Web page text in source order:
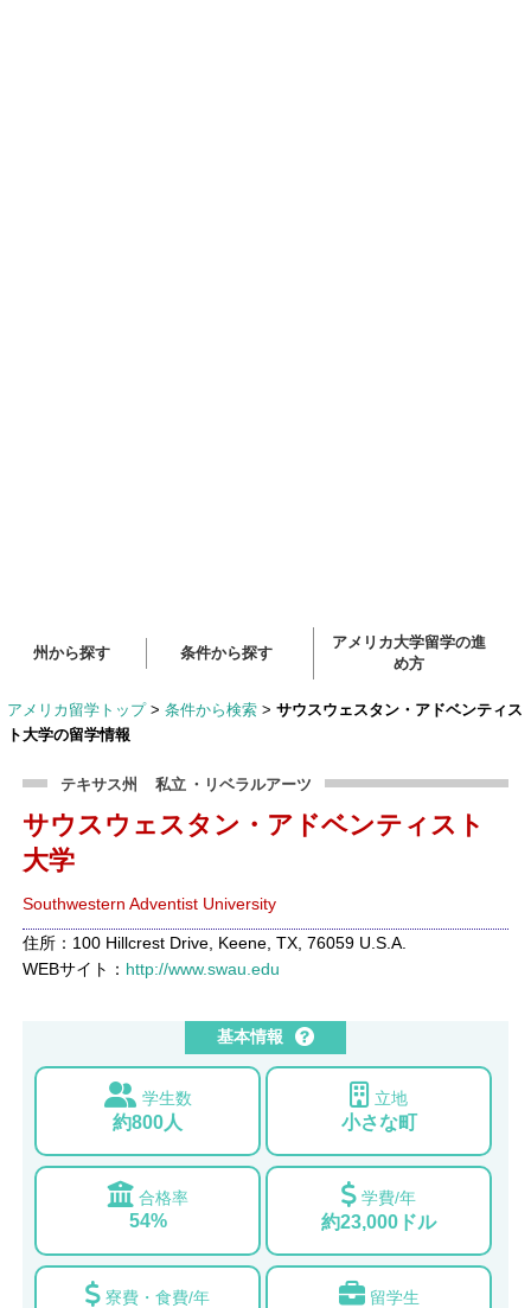
州から探す 条件から探す
アメリカ大学留学の進
め方
アメリカ留学トップ > 条件から検索 > サウスウェスタン・アドベンティス
ト大学の留学情報
テキサス州 私立 ・リベラルアーツ
サウスウェスタン・アドベンティスト
大学
Southwestern Adventist University
住所：100 Hillcrest Drive, Keene, TX, 76059 U.S.A.
WEBサイト： http://www.swau.edu
基本情報
学生数
約800人
立地
小さな町
合格率
54%
学費/年
約23,000ドル
寮費・食費/年 留学生